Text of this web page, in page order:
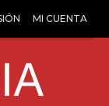
MI CUENTA